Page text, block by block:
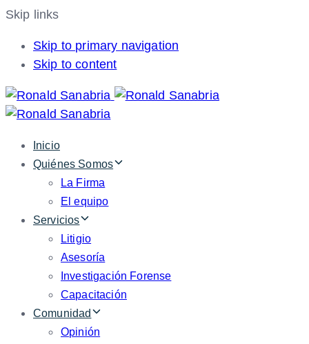
Skip links
Skip to primary navigation
Skip to content
Inicio
Quiénes Somos
La Firma
El equipo
Servicios
Litigio
Asesoría
Investigación Forense
Capacitación
Comunidad
Opinión